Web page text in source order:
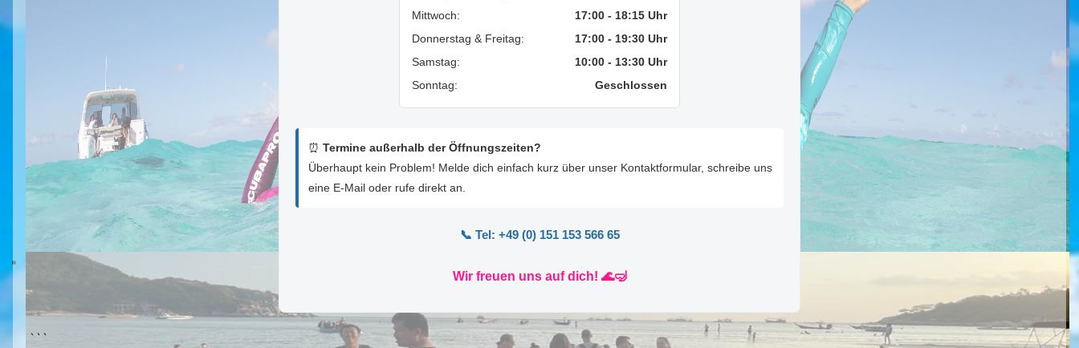
Mittwoch:
17:00 - 18:15 Uhr
Donnerstag & Freitag:
17:00 - 19:30 Uhr
Samstag:
10:00 - 13:30 Uhr
Sonntag:
Geschlossen
⏰ Termine außerhalb der Öffnungszeiten?
Überhaupt kein Problem! Melde dich einfach kurz über unser Kontaktformular, schreibe uns
eine E-Mail oder rufe direkt an.
📞 Tel: +49 (0) 151 153 566 65
Wir freuen uns auf dich! 🌊🤿
```